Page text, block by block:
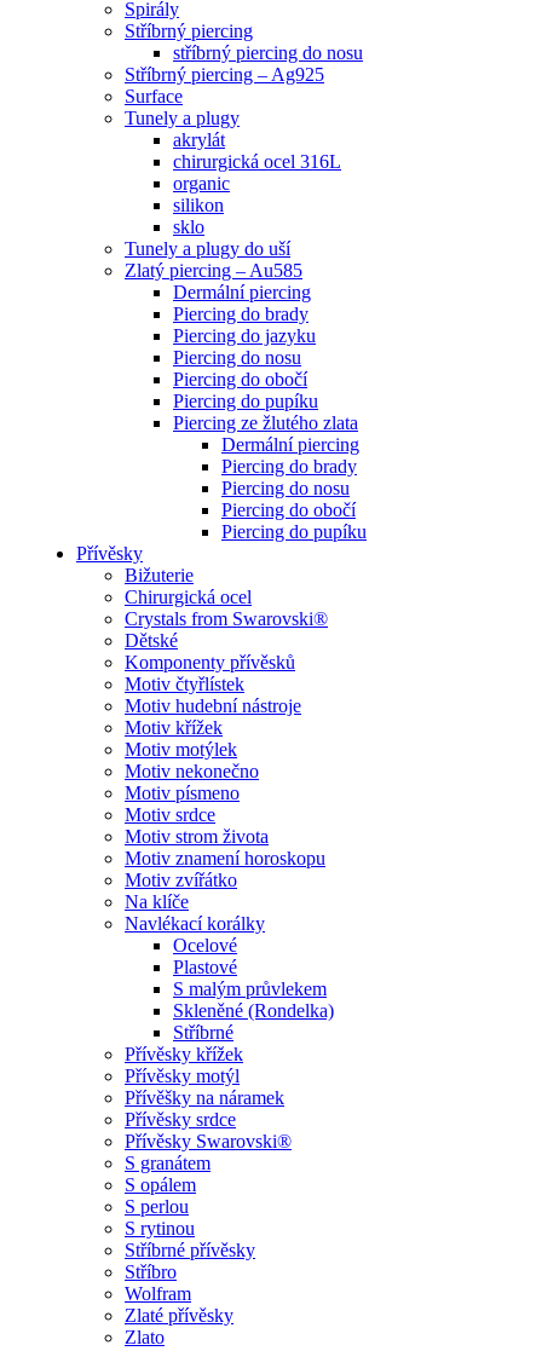
Spirály
Stříbrný piercing
stříbrný piercing do nosu
Stříbrný piercing – Ag925
Surface
Tunely a plugy
akrylát
chirurgická ocel 316L
organic
silikon
sklo
Tunely a plugy do uší
Zlatý piercing – Au585
Dermální piercing
Piercing do brady
Piercing do jazyku
Piercing do nosu
Piercing do obočí
Piercing do pupíku
Piercing ze žlutého zlata
Dermální piercing
Piercing do brady
Piercing do nosu
Piercing do obočí
Piercing do pupíku
Přívěsky
Bižuterie
Chirurgická ocel
Crystals from Swarovski®
Dětské
Komponenty přívěsků
Motiv čtyřlístek
Motiv hudební nástroje
Motiv křížek
Motiv motýlek
Motiv nekonečno
Motiv písmeno
Motiv srdce
Motiv strom života
Motiv znamení horoskopu
Motiv zvířátko
Na klíče
Navlékací korálky
Ocelové
Plastové
S malým průvlekem
Skleněné (Rondelka)
Stříbrné
Přívěsky křížek
Přívěsky motýl
Přívěšky na náramek
Přívěsky srdce
Přívěsky Swarovski®
S granátem
S opálem
S perlou
S rytinou
Stříbrné přívěsky
Stříbro
Wolfram
Zlaté přívěsky
Zlato